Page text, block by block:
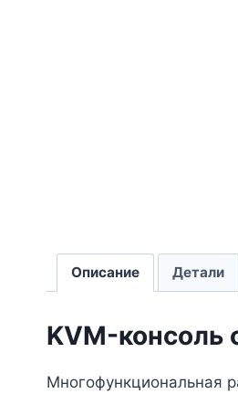
Описание Детали
KVM-консоль
Многофункциональная